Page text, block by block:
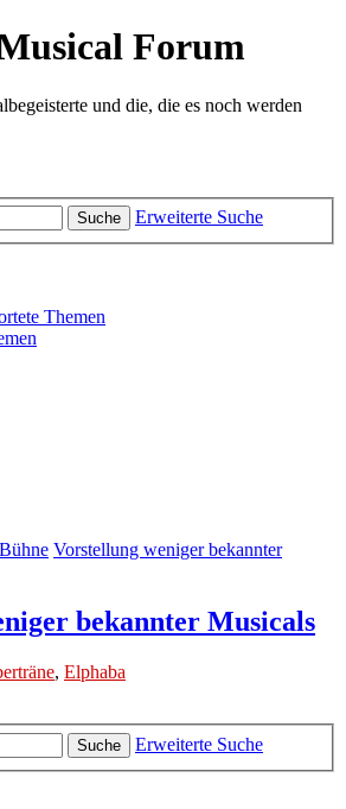
Forum
und die, die es noch werden
Suche Erweiterte Suche
Themen
Bühne Vorstellung weniger bekannter
bekannter Musicals
, Elphaba
Suche
Erweiterte Suche